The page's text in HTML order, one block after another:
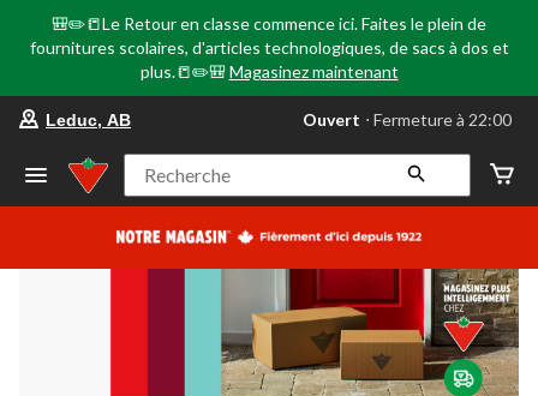
🎒✏️📒Le Retour en classe commence ici. Faites le plein de
fournitures scolaires, d'articles technologiques, de sacs à dos et
plus.📒✏️🎒 Magasinez maintenant
votre
préféré
Leduc,
AB,
courament
Fermeture
à
22:00
cliquer
pour
changer
Leduc, AB Ouvert ⋅ Fermeture à 22:00
Recherche